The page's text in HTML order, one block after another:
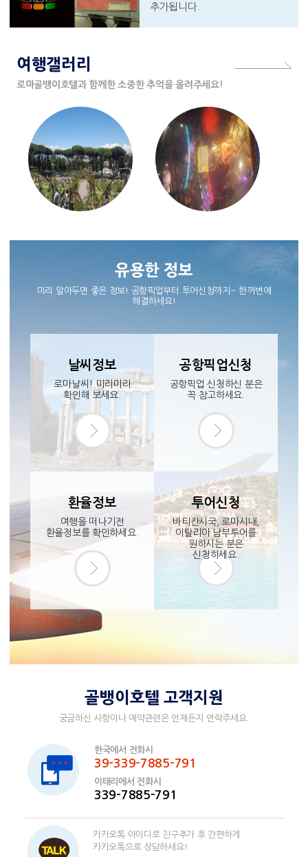
추가됩니다.
여행갤러리
로마골뱅이호텔과 함께한 소중한 추억을 올려주세요!
유용한 정보
미리 알아두면 좋은 정보! 공항픽업부터 투어신청까지~ 한꺼번에
해결하세요!
날씨정보
로마날씨! 미리미리
확인해 보세요.
공항픽업신청
공항픽업 신청하신 분은
꼭 참고하세요.
환율정보
여행을 떠나기전
환율정보를 확인하세요.
투어신청
바티칸시국, 로마시내,
이탈리아 남부투어를
원하시는 분은
신청하세요.
골뱅이호텔 고객지원
궁금하신 사항이나 예약관련은 언제든지 연락주세요.
한국에서 전화시
39-339-7885-791
이태리에서 전화시
339-7885-791
카카오톡 아이디로 친구추가 후 간편하게
카카오톡으로 상담하세요!